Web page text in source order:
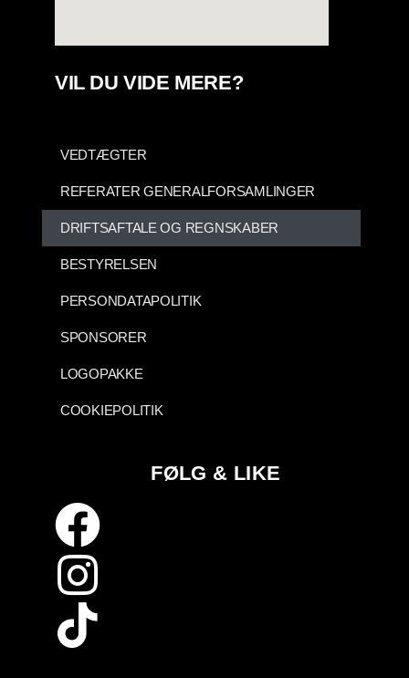
VIL DU VIDE MERE?
VEDTÆGTER
REFERATER GENERALFORSAMLINGER
DRIFTSAFTALE OG REGNSKABER
BESTYRELSEN
PERSONDATAPOLITIK
SPONSORER
LOGOPAKKE
COOKIEPOLITIK
FØLG & LIKE